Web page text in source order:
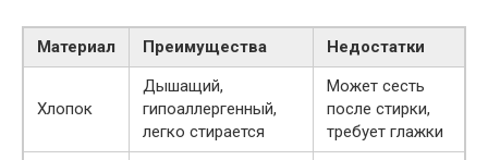
Материал Преимущества Недостатки
Хлопок
Дышащий,
гипоаллергенный,
легко стирается
Может сесть
после стирки,
требует глажки